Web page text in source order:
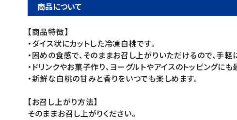
プライバシーポリシー
利用規約
会社概要
商品について
【商品特徴】
・ダイス状にカットした冷凍白桃です。
・固めの食感で、そのままお召し上がりいただけるので、手軽
・ドリンクやお菓子作り、ヨーグルトやアイスのトッピングに
・新鮮な白桃の甘みと香りをいつでも楽しめます。
【お召し上がり方法】
そのままお召し上がりください。